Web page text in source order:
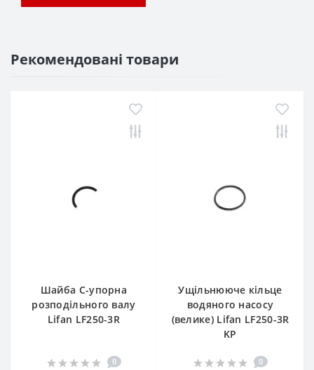
Рекомендовані товари
Шайба С-упорна
розподільного валу
Lifan LF250-3R
0
Ущільнююче кільце
водяного насосу
(велике) Lifan LF250-3R
KP
0